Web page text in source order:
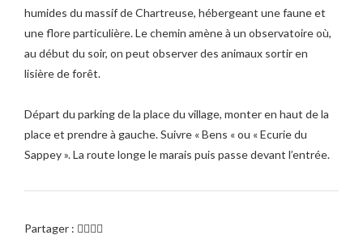
humides du massif de Chartreuse, hébergeant une faune et
une flore particulière. Le chemin amène à un observatoire où,
au début du soir, on peut observer des animaux sortir en
lisière de forêt.
Départ du parking de la place du village, monter en haut de la
place et prendre à gauche. Suivre « Bens « ou « Ecurie du
Sappey ». La route longe le marais puis passe devant l’entrée.
Partager :